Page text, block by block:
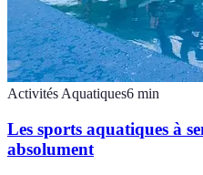
Activités Aquatiques6 min
Les sports aquatiques à
absolument